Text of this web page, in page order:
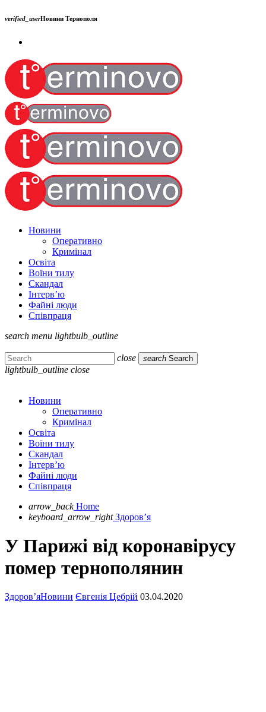
verified_userНовини Тернополя
Новини
Оперативно
Кримінал
Освіта
Воїни тилу
Скандал
Інтерв’ю
Файні люди
Співпраця
search menu lightbulb_outline
close search Search
lightbulb_outline close
Новини
Оперативно
Кримінал
Освіта
Воїни тилу
Скандал
Інтерв’ю
Файні люди
Співпраця
arrow_back Home
keyboard_arrow_right Здоров’я
У Парижі від коронавірусу
помер тернополянин
Здоров’яНовини Євгенія Цебрій 03.04.2020